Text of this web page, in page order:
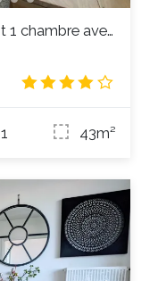
Le Triangle d'Or - Appartement 1 chambre avec terrasse
1 43m²